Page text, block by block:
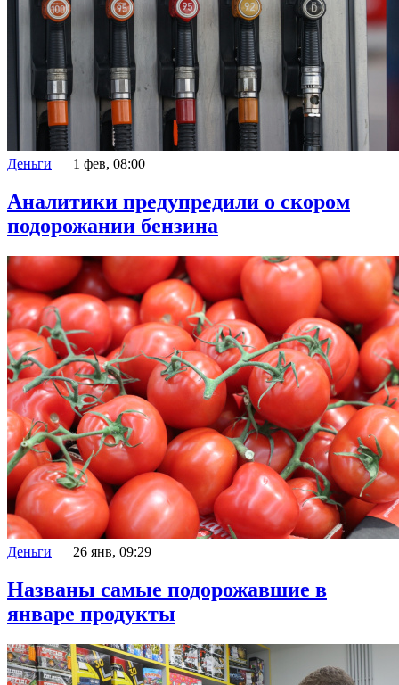
Деньги 1 фев, 08:00
Аналитики предупредили о скором
подорожании бензина
Деньги 26 янв, 09:29
Названы самые подорожавшие в
январе продукты